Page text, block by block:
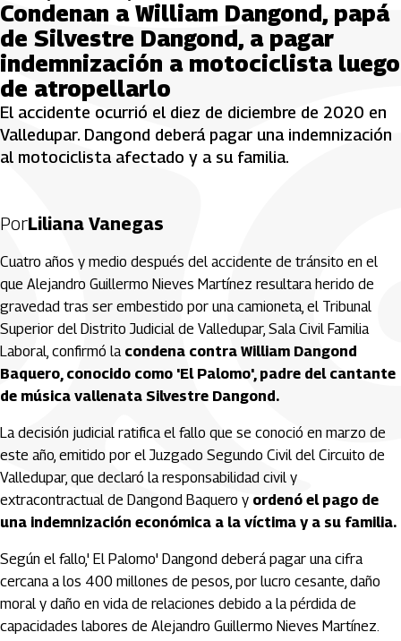
Condenan a William Dangond, papá
de Silvestre Dangond, a pagar
indemnización a motociclista luego
de atropellarlo
El accidente ocurrió el diez de diciembre de 2020 en
Valledupar. Dangond deberá pagar una indemnización
al motociclista afectado y a su familia.
PorLiliana Vanegas
Cuatro años y medio después del accidente de tránsito en el
que Alejandro Guillermo Nieves Martínez resultara herido de
gravedad tras ser embestido por una camioneta, el Tribunal
Superior del Distrito Judicial de Valledupar, Sala Civil Familia
Laboral, confirmó la condena contra William Dangond
Baquero, conocido como 'El Palomo', padre del cantante
de música vallenata Silvestre Dangond.
La decisión judicial ratifica el fallo que se conoció en marzo de
este año, emitido por el Juzgado Segundo Civil del Circuito de
Valledupar, que declaró la responsabilidad civil y
extracontractual de Dangond Baquero y ordenó el pago de
una indemnización económica a la víctima y a su familia.
Según el fallo,' El Palomo' Dangond deberá pagar una cifra
cercana a los 400 millones de pesos, por lucro cesante, daño
moral y daño en vida de relaciones debido a la pérdida de
capacidades labores de Alejandro Guillermo Nieves Martínez.